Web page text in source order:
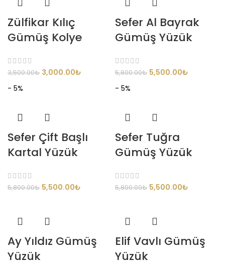
Zülfikar Kılıç
Gümüş Kolye
3,500.00₺ 3,000.00₺
Sefer Al Bayrak
Gümüş Yüzük
5,800.00₺ 5,500.00₺
- 5%
Sefer Çift Başlı
Kartal Yüzük
5,800.00₺ 5,500.00₺
- 5%
Sefer Tuğra
Gümüş Yüzük
5,800.00₺ 5,500.00₺
Ay Yıldız Gümüş
Yüzük
Elif Vavlı Gümüş
Yüzük